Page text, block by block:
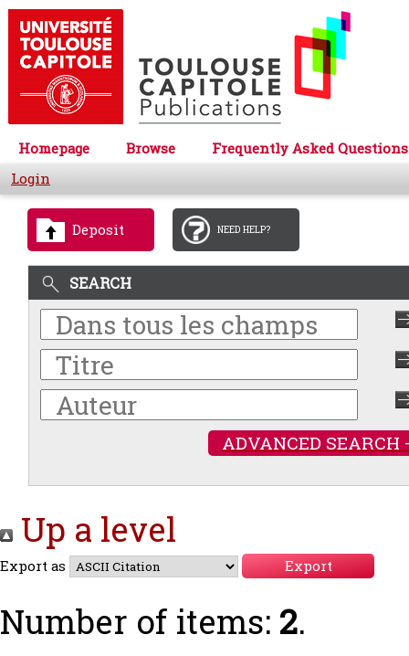
Homepage Browse
Frequently Asked Questions
Login
Deposit NEED HELP?
SEARCH
ADVANCED SEARCH
Up a level
Export as
Number of items: 2.